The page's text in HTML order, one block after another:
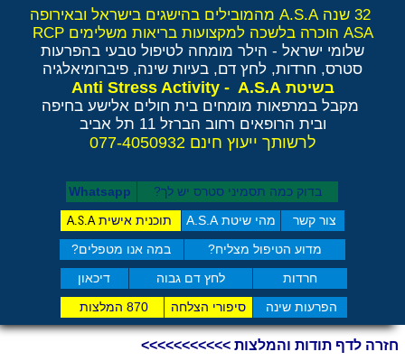
צור קשר מהי שיטת A.S.A תוכנית אישיתA.S.A
חרדות לחץ דם גבוה דיכאון
מדוע הטיפול מצליח? במה אנו מטפלים?
הפרעות שינה סיפורי הצלחה 870 המלצות
בדוק כמה תסמיני סט​רס יש לך? Whatsapp
32 שנה A.S.A מהמובילים בהישגים בישראל ובאירופה
ASA הוכרה בלשכה למקצועות בריאות משלימים RCP
שלומי ישראל - הילר מומחה לטיפול טבעי בהפרעות
סטרס, חרדות, לחץ דם, בעיות שינה, פיברומיאלגיה
בשיטת Anti Stress Activity - A.S.A
מקבל במרפאות מומחים בית חולים אלישע בחיפה
ובית הרופאים רחוב הברזל 11 תל אביב
לרשותך ייעוץ חינם 077-4050932
חזרה לדף תודות והמלצות >>>>>>>>>>>